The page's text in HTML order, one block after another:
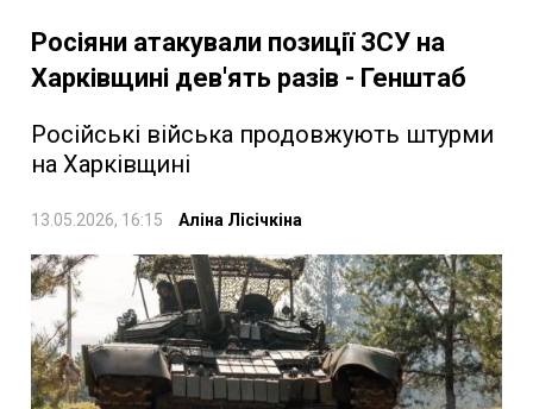
Росіяни атакували позиції ЗСУ на
Харківщині дев'ять разів - Генштаб
Російські війська продовжують штурми
на Харківщині
13.05.2026, 16:15 Аліна Лісічкіна